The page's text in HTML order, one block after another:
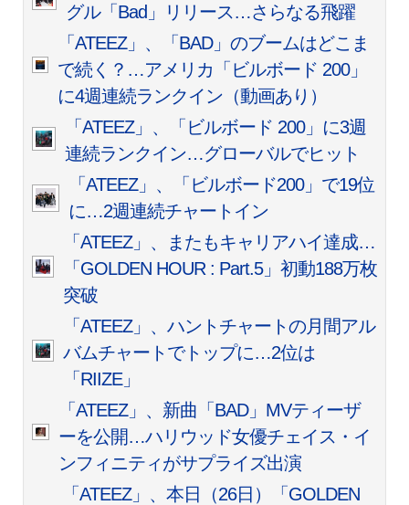
グル「Bad」リリース…さらなる飛躍
「ATEEZ」、「BAD」のブームはどこま
で続く？…アメリカ「ビルボード 200」
に4週連続ランクイン（動画あり）
「ATEEZ」、「ビルボード 200」に3週
連続ランクイン…グローバルでヒット
「ATEEZ」、「ビルボード200」で19位
に…2週連続チャートイン
「ATEEZ」、またもキャリアハイ達成…
「GOLDEN HOUR : Part.5」初動188万枚
突破
「ATEEZ」、ハントチャートの月間アル
バムチャートでトップに…2位は
「RIIZE」
「ATEEZ」、新曲「BAD」MVティーザ
ーを公開…ハリウッド女優チェイス・イ
ンフィニティがサプライズ出演
「ATEEZ」、本日（26日）「GOLDEN